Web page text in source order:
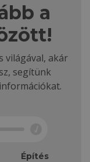
a
világával, akár
segítünk
Építés